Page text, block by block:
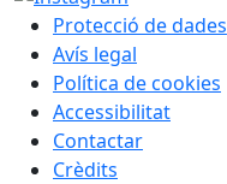
Protecció de dades
Avís legal
Política de cookies
Accessibilitat
Contactar
Crèdits